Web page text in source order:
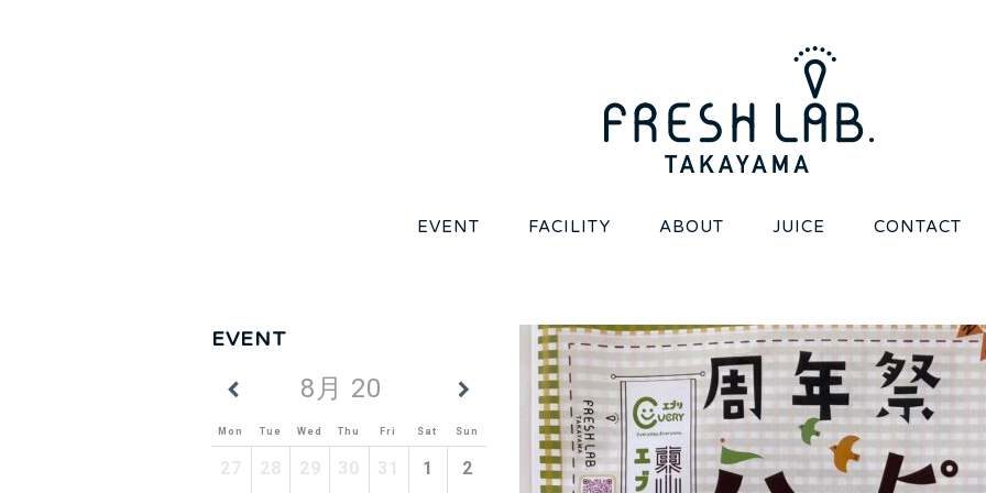
EVENT FACILITY ABOUT JUICE CONTACT
EVENT
8月 2026
Mon Tue Wed Thu Fri Sat Sun
1 2